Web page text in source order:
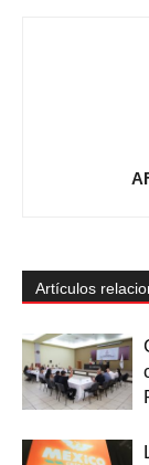
Artículos